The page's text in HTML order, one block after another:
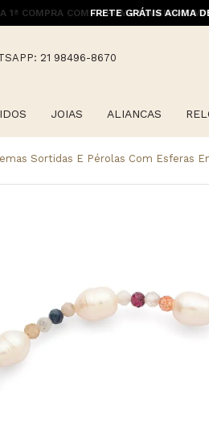
FRETE GRÁTIS ACIMA
21 98496-8670
JOIAS ALIANCAS
Sortidas E Pérolas Com Esferas